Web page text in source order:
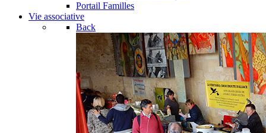
Portail Familles
Vie associative
Back